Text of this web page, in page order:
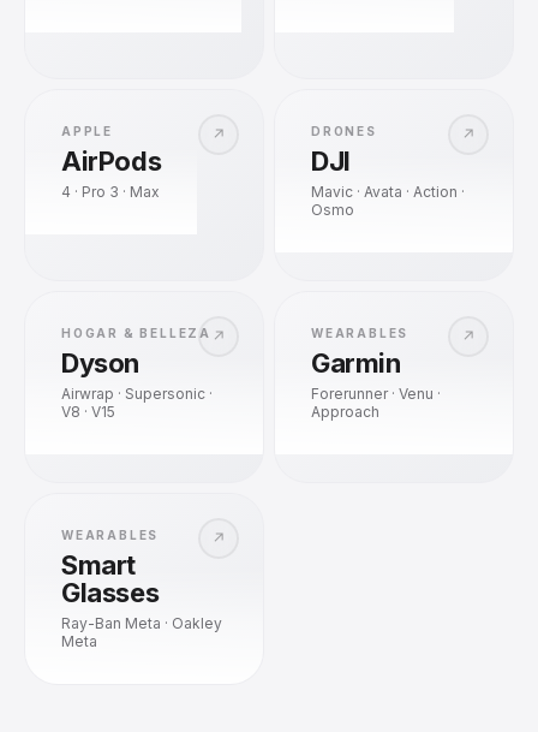
↗
APPLE
AirPods
4 · Pro 3 · Max
↗
DRONES
DJI
Mavic · Avata · Action ·
Osmo
↗
HOGAR & BELLEZA
Dyson
Airwrap · Supersonic ·
V8 · V15
↗
WEARABLES
Garmin
Forerunner · Venu ·
Approach
↗
WEARABLES
Smart
Glasses
Ray-Ban Meta · Oakley
Meta